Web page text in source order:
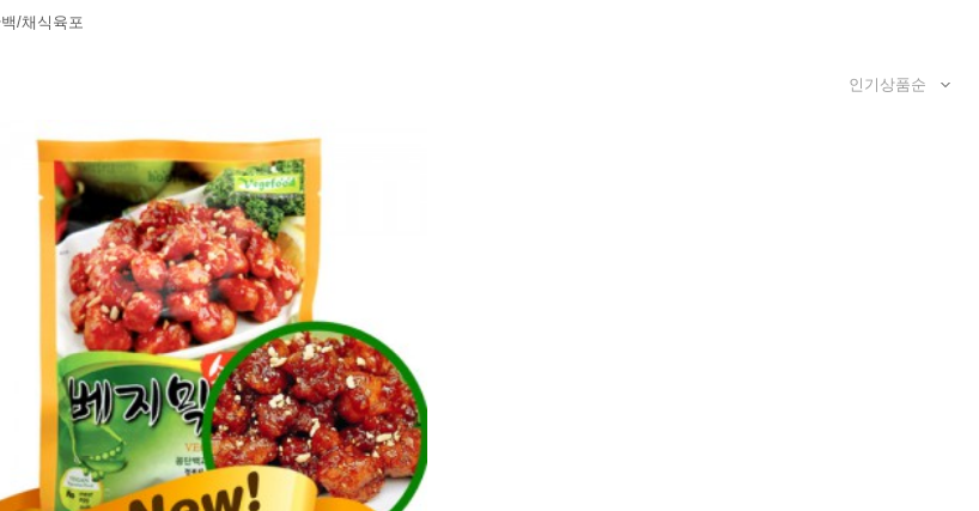
/채식육포